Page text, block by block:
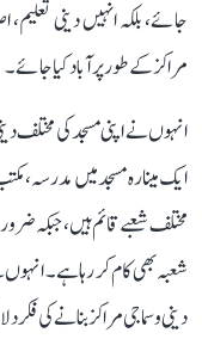
جائے، بلکہ انہیں دینی
مراکز کے طور پر آباد کیا جائے۔
انہوں نے اپنی مسجد کی مختلف
ایک مینارہ مسجد میں مدرسہ،
مختلف شعبے قائم ہیں، جبکہ
شعبہ بھی کام کر رہا ہے۔
دینی و سماجی مراکز بنانے کی فکر